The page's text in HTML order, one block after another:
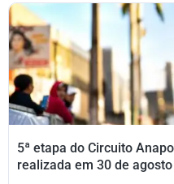
5ª etapa do Circuito
realizada em 30 de agosto